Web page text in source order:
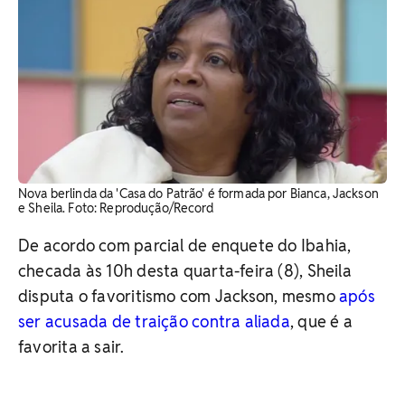
Nova berlinda da 'Casa do Patrão' é formada por Bianca, Jackson
e Sheila. Foto: Reprodução/Record
De acordo com parcial de enquete do Ibahia,
checada às 10h desta quarta-feira (8), Sheila
disputa o favoritismo com Jackson, mesmoapós
ser acusada de traição contra aliada, que é a
favorita a sair.